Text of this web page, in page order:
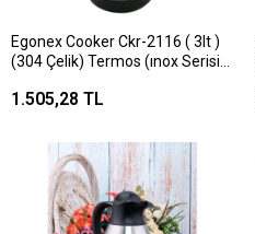
Egonex Cooker Ckr-2116 ( 3lt )
(304 Çelik) Termos (ınox Serisi)
(çift Contalı Kapak)**12
1.505,28 TL